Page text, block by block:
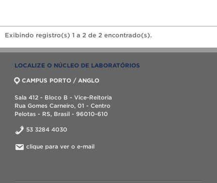
Exibindo registro(s) 1 a 2 de 2 encontrado(s).
LOCALIZE O NÚCLEO DE LABORATÓRIOS
CAMPUS PORTO / ANGLO
Sala 412 - Bloco B - Vice-Reitoria
Rua Gomes Carneiro, 01 - Centro
Pelotas - RS, Brasil - 96010-610
53 3284 4030
clique para ver o e-mail